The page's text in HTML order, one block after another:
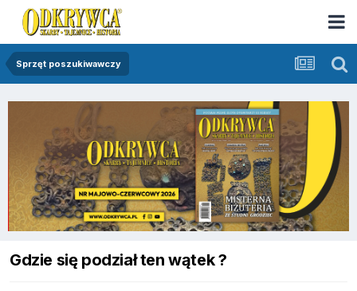
Sprzęt poszukiwawczy
Gdzie się podział ten wątek ?